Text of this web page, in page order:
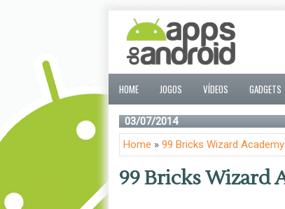
HOME JOGOS VÍDEOS GADGETS
03/07/2014
Home » 99 Bricks Wizard Academy
99 Bricks Wizard